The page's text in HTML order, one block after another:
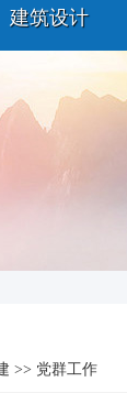
建筑设计
>> 党群工作